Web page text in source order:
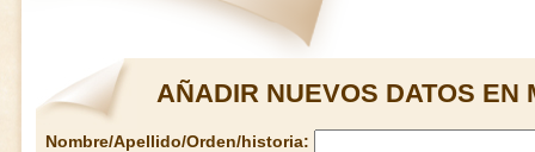
AÑADIR NUEVOS DATOS EN
Nombre/Apellido/Orden/historia: